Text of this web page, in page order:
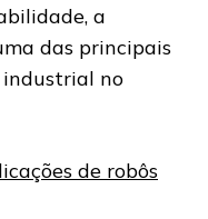
a
das principais
industrial no
de robôs